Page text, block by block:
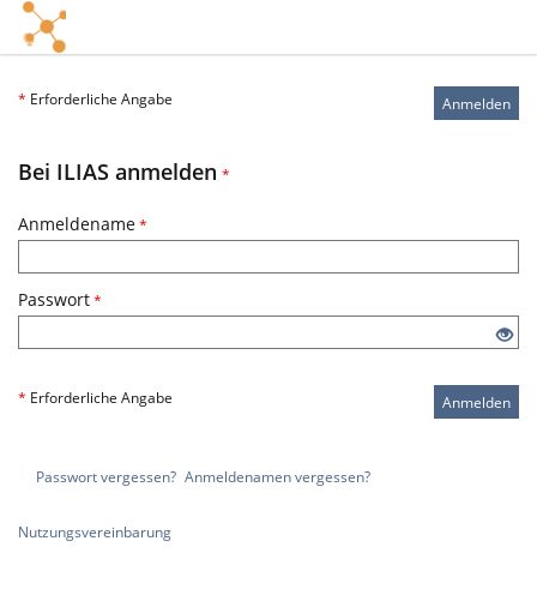
Anmelden
* Erforderliche Angabe
Bei ILIAS anmelden *
Anmeldename*
Passwort*
* Erforderliche Angabe Anmelden
Passwort vergessen? Anmeldenamen vergessen?
Nutzungsvereinbarung